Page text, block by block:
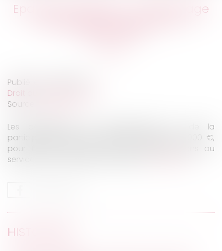
Epargne salariale : un déblocage
Publié le :
Droit du travail - Salariés
Source :
Les bénéficiaires de l'intéressement et de la
participation peuvent débloquer jusqu'à 10 000 €,
pour financer l'achat d'un ou plusieurs biens ou
services, sous certaines conditions...
HISTORIQUE